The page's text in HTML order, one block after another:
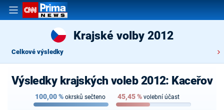
Krajské volby 2012
Celkové výsledky
Výsledky krajských voleb 2012: Kaceřov
100,00% okrsků sečteno 45,45% volební účast